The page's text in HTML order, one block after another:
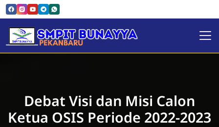
SMPIT Bunayya Pekanbaru
Debat Visi dan Misi Calon
Ketua OSIS Periode 2022-2023